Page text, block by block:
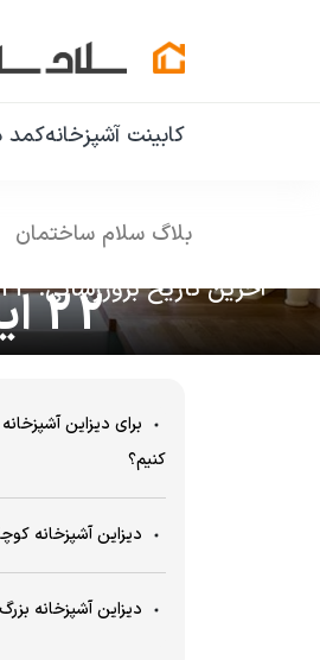
کابینت آشپزخانهکمد
بلاگ سلام ساختمان
22 ایده خلاقانه برای دیزاین آشپزخانه بزرگ و آشپزخانه کوچک
آخرین تاریخ بروزرسانی: 23 آبان 1402
برای دیزاین
کنیم؟
دیزاین آشپزخانه
دیزاین آشپزخانه بزرگ